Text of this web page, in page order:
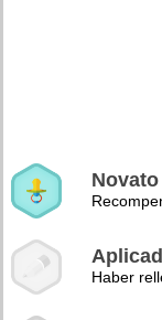
Novato
Haber